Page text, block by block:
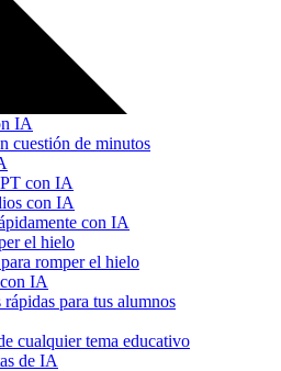
IA
cuestión de minutos
con IA
con IA
con IA
el hielo
romper el hielo
IA
para tus alumnos
cualquier tema educativo
de IA